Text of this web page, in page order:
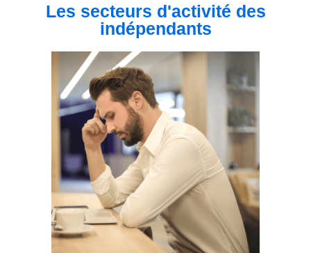
Les secteurs d'activité des
indépendants